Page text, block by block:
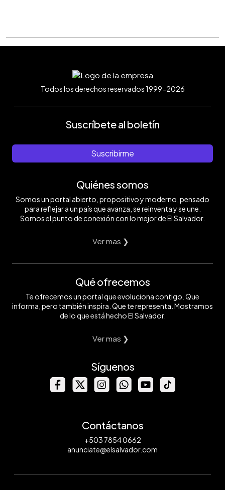
Todos los derechos reservados 1999-2026
Suscríbete al boletín
Suscribirme
Quiénes somos
Somos un portal abierto, propositivo y moderno, pensado
para reflejar a un país que avanza, se reinventa y se une.
Somos el punto de conexión con lo mejor de El Salvador.
Ver mas ❯
Qué ofrecemos
Te ofrecemos un portal que evoluciona contigo. Que
informa, pero también inspira. Que te representa. Mostramos
de lo que está hecho El Salvador.
Ver mas ❯
Síguenos
Contáctanos
+503 7854 0662
anunciate@elsalvador.com